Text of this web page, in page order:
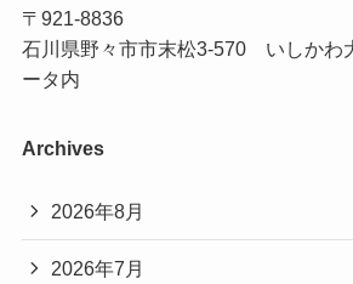
〒921-8836
石川県野々市市末松3-570 いしかわ
ータ内
Archives
2026年8月
2026年7月